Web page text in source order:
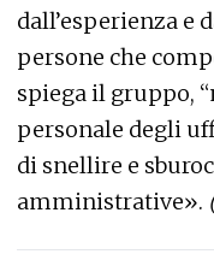
dall’esperienza e
persone che
spiega il gruppo,
personale degli
di snellire e
amministrative».